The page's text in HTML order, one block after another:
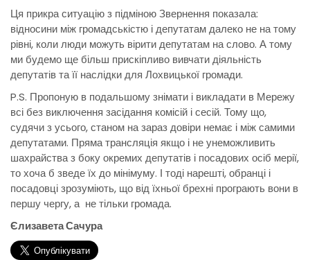
Ця прикра ситуацію з підміною Звернення показала:
відносини між громадськістю і депутатам далеко не на тому
рівні, коли люди можуть вірити депутатам на слово. А тому
ми будемо ще більш прискіпливо вивчати діяльність
депутатів та її наслідки для Лохвицької громади.
P.S. Пропоную в подальшому знімати і викладати в Мережу
всі без виключення засідання комісій і сесій. Тому що,
судячи з усього, станом на зараз довіри немає і між самими
депутатами. Пряма трансляція якщо і не унеможливить
шахрайства з боку окремих депутатів і посадових осіб мерії,
то хоча б зведе їх до мінімуму. І тоді нарешті, обранці і
посадовці зрозуміють, що від їхньої брехні програють вони в
першу чергу, а не тільки громада.
Єлизавета Сачура